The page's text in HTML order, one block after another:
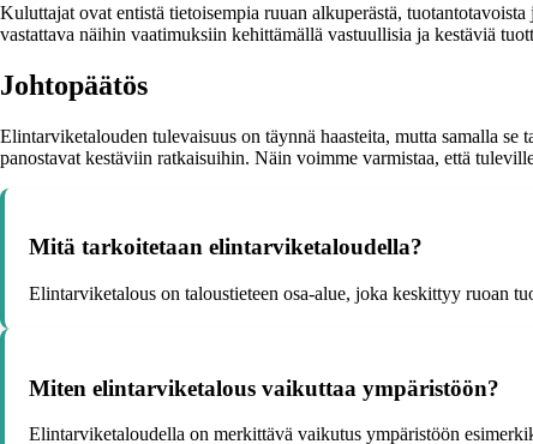
Kuluttajat ovat entistä tietoisempia ruuan alkuperästä,
vastattava näihin vaatimuksiin kehittämällä vastuullisia ja kestäviä
Johtopäätös
Elintarviketalouden tulevaisuus on täynnä haasteita, mutta samalla
panostavat kestäviin ratkaisuihin. Näin voimme varmistaa, että
Mitä tarkoitetaan elintarviketaloudella?
Elintarviketalous on taloustieteen osa-alue, joka keskittyy ruoan
Miten elintarviketalous vaikuttaa ympäristöön?
Elintarviketaloudella on merkittävä vaikutus ympäristöön